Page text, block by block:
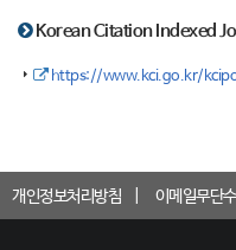
Korean Citation Indexed
https://www.kci.go.kr/
개인정보처리방침 이메일무단